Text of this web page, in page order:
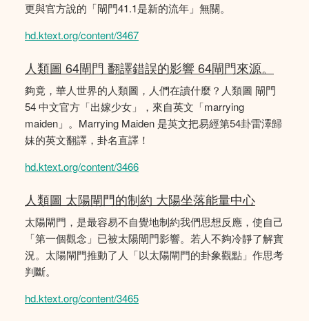
更與官方說的「閘門41.1是新的流年」無關。
hd.ktext.org/content/3467
人類圖 64閘門 翻譯錯誤的影響 64閘門來源。
夠竟，華人世界的人類圖，人們在讀什麼？人類圖 閘門
54 中文官方「出嫁少女」，來自英文「marrying
maiden」。Marrying Maiden 是英文把易經第54卦雷澤歸
妹的英文翻譯，卦名直譯！
hd.ktext.org/content/3466
人類圖 太陽閘門的制約 大陽坐落能量中心
太陽閘門，是最容易不自覺地制約我們思想反應，使自己
「第一個觀念」已被太陽閘門影響。若人不夠冷靜了解實
況。太陽閘門推動了人「以太陽閘門的卦象觀點」作思考
判斷。
hd.ktext.org/content/3465